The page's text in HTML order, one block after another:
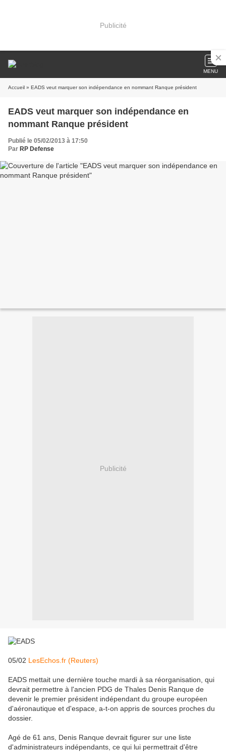
Publicité
MENU
Accueil » EADS veut marquer son indépendance en nommant Ranque président
EADS veut marquer son indépendance en
nommant Ranque président
Publié le 05/02/2013 à 17:50
Par RP Defense
Publicité
05/02 LesEchos.fr (Reuters)
EADS mettait une dernière touche mardi à sa réorganisation, qui
devrait permettre à l'ancien PDG de Thales Denis Ranque de
devenir le premier président indépendant du groupe européen
d'aéronautique et d'espace, a-t-on appris de sources proches du
dossier.
Agé de 61 ans, Denis Ranque devrait figurer sur une liste
d'administrateurs indépendants, ce qui lui permettrait d'être